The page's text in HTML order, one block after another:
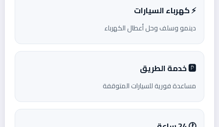
⚡ كهرباء السيارات
دينمو وسلف وحل أعطال الكهرباء
🅿️ خدمة الطريق
مساعدة فورية للسيارات المتوقفة